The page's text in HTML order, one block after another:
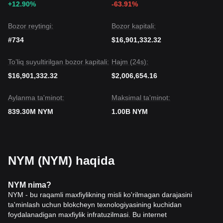
+12.90%
-63.91%
Bozor reytingi:
#734
Bozor kapitali:
$16,901,332.32
To’liq suyultirilgan bozor kapitali:
$16,901,332.32
Hajm (24s):
$2,006,654.16
Aylanma ta'minot:
839.30M NYM
Maksimal ta'minot:
1.00B NYM
NYM (NYM) haqida
NYM nima?
NYM - bu raqamli maxfiylikning misli ko'rilmagan darajasini
ta'minlash uchun blokcheyn texnologiyasining kuchidan
foydalanadigan maxfiylik infratuzilmasi. Bu internet